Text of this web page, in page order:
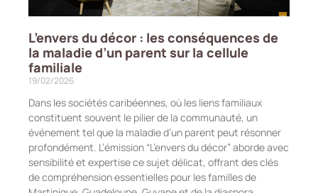
L’envers du décor : les conséquences de
la maladie d’un parent sur la cellule
familiale
19/02/2026
Dans les sociétés caribéennes, où les liens familiaux
constituent souvent le pilier de la communauté, un
événement tel que la maladie d’un parent peut résonner
profondément. L’émission “L’envers du décor” aborde avec
sensibilité et expertise ce sujet délicat, offrant des clés
de compréhension essentielles pour les familles de